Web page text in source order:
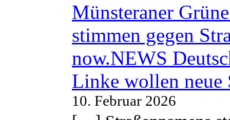
Münsteraner
stimmen gegen
now.NEWS
Linke wollen neue
10. Februar 2026